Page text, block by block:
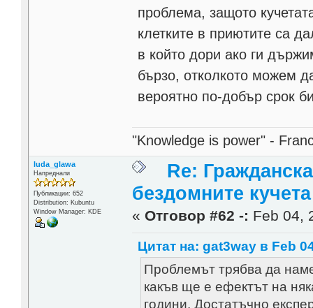
проблема, защото
клетките в приютите са
в който дори ако ги
бързо, отколкото можем
вероятно по-добър срок
"Knowledge is power" -
luda_glawa
Напреднали
Публикации: 652
Distribution: Kubuntu
Window Manager: KDE
Re:
бездомните кучета
« Отговор #62 -: Feb 04,
Цитат на: gat3way в Feb
Проблемът трябва да
какъв ще е ефектът на
години. Достатъчно